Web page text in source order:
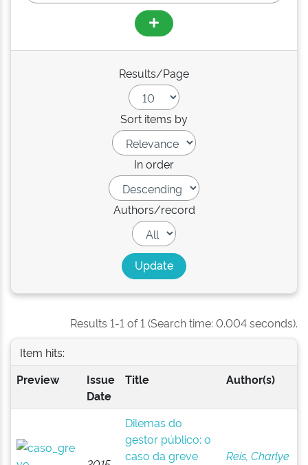
Results/Page
Sort items by
In order
Authors/record
Results 1-1 of 1 (Search time: 0.004 seconds).
Item hits:
Preview
Issue
Date
Title Author(s)
Dilemas do
gestor público: o
caso da greve
Reis, Charlye